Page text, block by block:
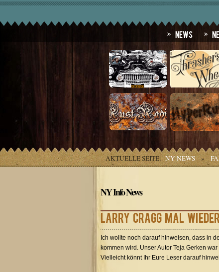
News
AKTUELLE SEITE: NY NEWS »
NY Info News
Larry Cragg mal wieder
Ich wollte noch darauf hinweisen, dass in
kommen wird. Unser Autor Teja Gerken
Vielleicht könnt Ihr Eure Leser darauf